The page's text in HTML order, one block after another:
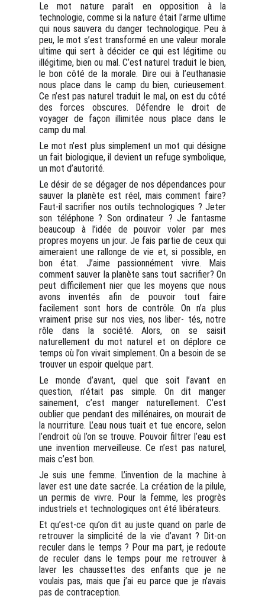
Le mot nature paraît en opposition à la
technologie, comme si la nature était l’arme ultime
qui nous sauvera du danger technologique. Peu à
peu, le mot s’est transformé en une valeur morale
ultime qui sert à décider ce qui est légitime ou
illégitime, bien ou mal. C’est naturel traduit le bien,
le bon côté de la morale. Dire oui à l’euthanasie
nous place dans le camp du bien, curieusement.
Ce n’est pas naturel traduit le mal, on est du côté
des forces obscures. Défendre le droit de
voyager de façon illimitée nous place dans le
camp du mal.
Le mot n’est plus simplement un mot qui désigne
un fait biologique, il devient un refuge symbolique,
un mot d’autorité.
Le désir de se dégager de nos dépendances pour
sauver la planète est réel, mais comment faire?
Faut-il sacrifier nos outils technologiques ? Jeter
son téléphone ? Son ordinateur ? Je fantasme
beaucoup à l’idée de pouvoir voler par mes
propres moyens un jour. Je fais partie de ceux qui
aimeraient une rallonge de vie et, si possible, en
bon état. J’aime passionnément vivre. Mais
comment sauver la planète sans tout sacrifier? On
peut difficilement nier que les moyens que nous
avons inventés afin de pouvoir tout faire
facilement sont hors de contrôle. On n’a plus
vraiment prise sur nos vies, nos liber- tés, notre
rôle dans la société. Alors, on se saisit
naturellement du mot naturel et on déplore ce
temps où l’on vivait simplement. On a besoin de se
trouver un espoir quelque part.
Le monde d’avant, quel que soit l’avant en
question, n’était pas simple. On dit manger
sainement, c’est manger naturellement. C’est
oublier que pendant des millénaires, on mourait de
la nourriture. L’eau nous tuait et tue encore, selon
l’endroit où l’on se trouve. Pouvoir filtrer l’eau est
une invention merveilleuse. Ce n’est pas naturel,
mais c’est bon.
Je suis une femme. L’invention de la machine à
laver est une date sacrée. La création de la pilule,
un permis de vivre. Pour la femme, les progrès
industriels et technologiques ont été libérateurs.
Et qu’est-ce qu’on dit au juste quand on parle de
retrouver la simplicité de la vie d’avant ? Dit-on
reculer dans le temps ? Pour ma part, je redoute
de reculer dans le temps pour me retrouver à
laver les chaussettes des enfants que je ne
voulais pas, mais que j’ai eu parce que je n’avais
pas de contraception.